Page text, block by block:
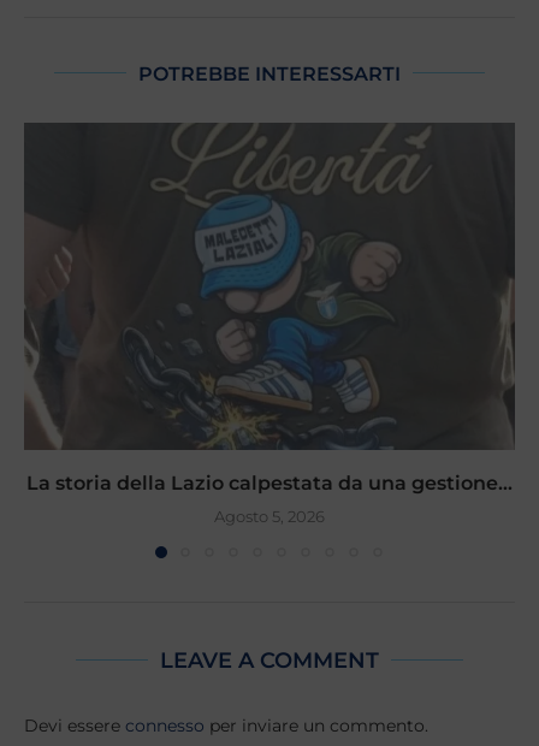
POTREBBE INTERESSARTI
La storia della Lazio calpestata da una gestione...
Agosto 5, 2026
LEAVE A COMMENT
Devi essere connesso per inviare un commento.